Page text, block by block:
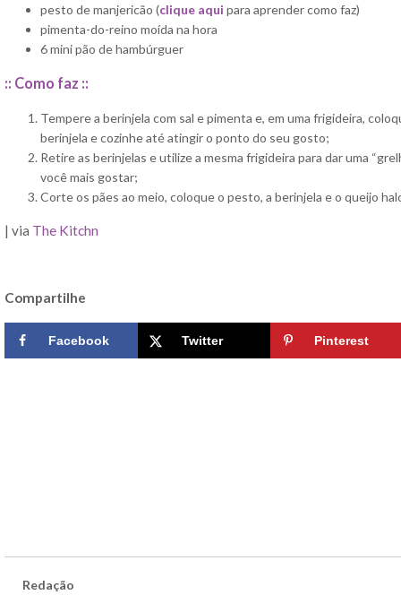
pesto de manjericão (clique aqui para aprender como faz)
pimenta-do-reino moída na hora
6 mini pão de hambúrguer
:: Como faz ::
Tempere a berinjela com sal e pimenta e, em uma frigideira,
berinjela e cozinhe até atingir o ponto do seu gosto;
Retire as berinjelas e utilize a mesma frigideira para dar uma
você mais gostar;
Corte os pães ao meio, coloque o pesto, a berinjela e o queijo
| via The Kitchn
Compartilhe
Facebook Twitter Pinterest
Redação